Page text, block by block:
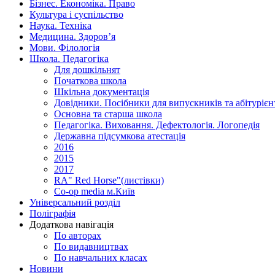
Бізнес. Економіка. Право
Культура і суспільство
Наука. Техніка
Медицина. Здоров’я
Мови. Філологія
Школа. Педагогіка
Для дошкільнят
Початкова школа
Шкільна документація
Довідники. Посібники для випускників та
Основна та старша школа
Педагогіка. Виховання. Дефектологія. Логопедія
Державна підсумкова атестація
2016
2015
2017
RA" Red Horse"(листівки)
Co-op media м.Київ
Універсальний розділ
Поліграфія
Додаткова навігація
По авторах
По видавництвах
По навчальних класах
Новини